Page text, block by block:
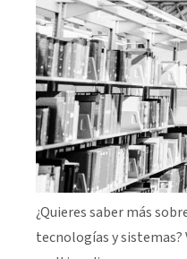
¿Quieres saber más
tecnologías y